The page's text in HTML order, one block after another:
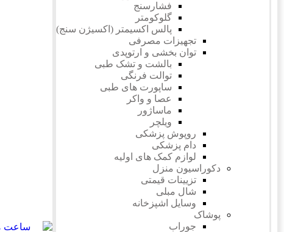
فشارسنج
گلوکومتر
پالس اکسیمتر (اکسیژن سنج)
تجهیزات مصرفی
توان بخشی و ارتوپدی
بالشت و تشک طبی
توالت فرنگی
ساپورت های طبی
عصا و واکر
ماساژور
ویلچر
روپوش پزشکی
دام پزشکی
لوازم کمک های اولیه
دکوراسیون منزل
تزیینات قیمتی
شال مبلی
وسایل اشپزخانه
پوشاک
جوراب